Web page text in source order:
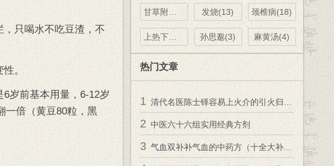
只喝水不吃豆渣，不
。
岁前基本用量，6-12岁
一倍（黄豆80粒，黑
甘草附子汤(2) 发烧(13) 颈椎病(18)
上热下寒(5) 孙思邈(3) 麻黄汤(4)
热门文章
1 清代名医陈士铎容易上火介的引火归元之引火汤
2 中医六十六组实用经典方剂
3 气血双补补气血的中药方（十全大补汤、八珍汤、黄芪当归汤、玉灵膏）